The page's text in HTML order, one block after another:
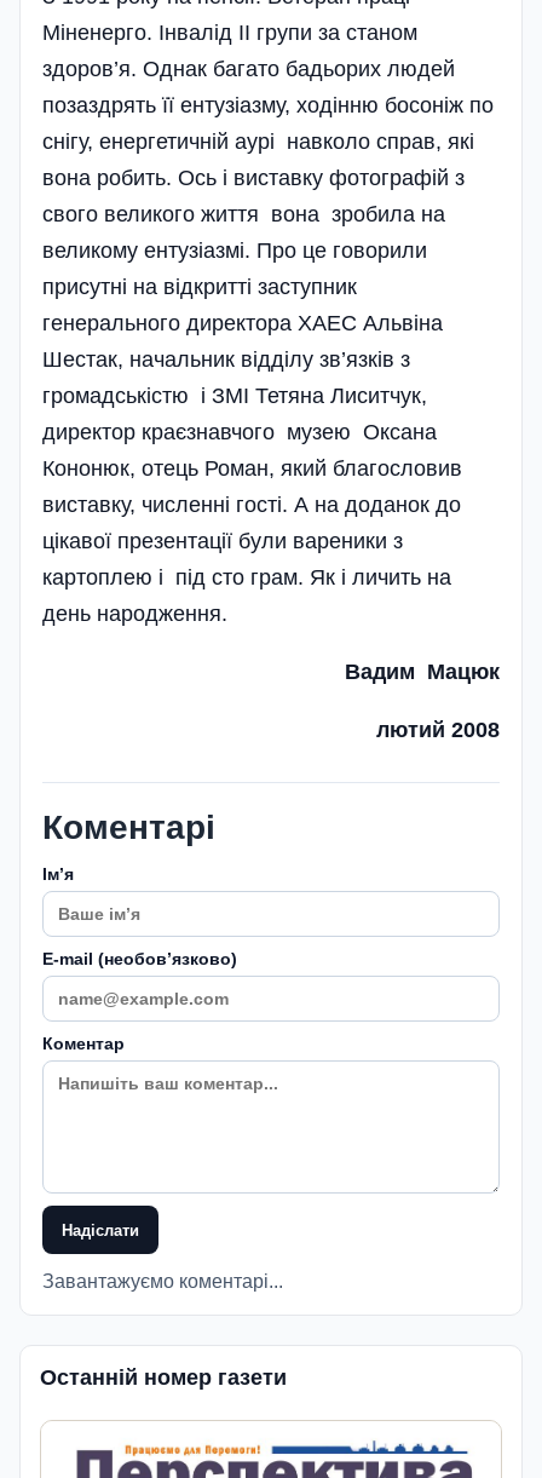
Міненерго. Інвалід II групи за станом
здоров’я. Однак багато бадьорих людей
позаздрять її ентузі­азму, ходінню босоніж по
снігу, енергетичній аурі навколо справ, які
вона робить. Ось і виставку фотографій з
свого великого життя вона зробила на
великому ентузіазмі. Про це говорили
присутні на відкритті заступник
генерального директора ХАЕС Альвіна
Шестак, начальник відділу зв’язків з
громадськістю і ЗМІ Тетяна Лиситчук,
директор краєзнавчого музею Оксана
Кононюк, отець Роман, який благословив
виставку, численні гості. А на доданок до
цікавої презентації були вареники з
картоплею і під сто грам. Як і личить на
день наро­дження.
Вадим Мацюк
лютий 2008
Коментарі
Імʼя
E-mail (необовʼязково)
Коментар
Надіслати
Завантажуємо коментарі...
Останній номер газети